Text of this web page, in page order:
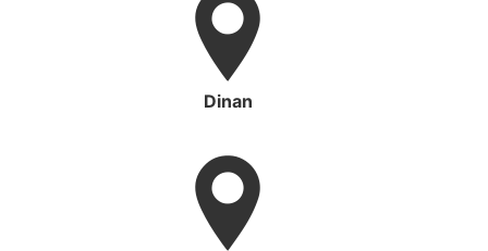
Dinan